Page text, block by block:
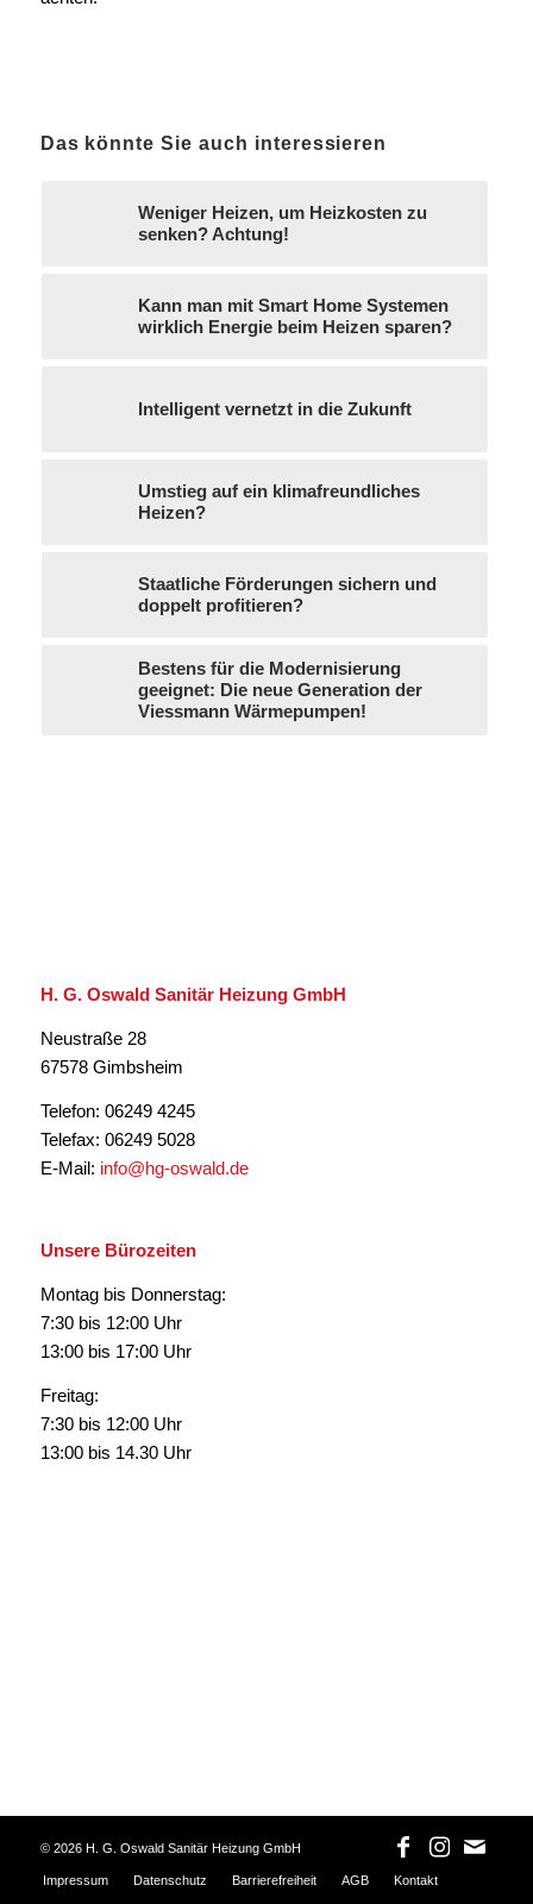
Das könnte Sie auch interessieren
Weniger Heizen, um Heizkosten zu
senken? Achtung!
Kann man mit Smart Home Systemen
wirklich Energie beim Heizen sparen?
Intelligent vernetzt in die Zukunft
Umstieg auf ein klimafreundliches
Heizen?
Staatliche Förderungen sichern und
doppelt profitieren?
Bestens für die Modernisierung
geeignet: Die neue Generation der
Viessmann Wärmepumpen!
H. G. Oswald Sanitär Heizung GmbH
Neustraße 28
67578 Gimbsheim
Telefon: 06249 4245
Telefax: 06249 5028
E-Mail: info@hg-oswald.de
Unsere Bürozeiten
Montag bis Donnerstag:
7:30 bis 12:00 Uhr
13:00 bis 17:00 Uhr
Freitag:
7:30 bis 12:00 Uhr
13:00 bis 14.30 Uhr
©2026 H. G. Oswald Sanitär Heizung GmbH
Impressum Datenschutz Barrierefreiheit AGB Kontakt